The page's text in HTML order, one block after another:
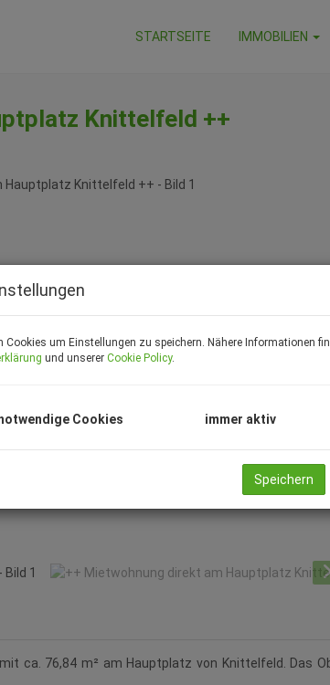
STARTSEITE IMMOBILIEN
Knittelfeld ++
ca. 76,84 m² am Hauptplatz von Knittelfeld. Das
Cookies um Einstellungen zu speichern. Nähere Informationen
und unserer Cookie Policy.
Cookies immer aktiv
Speichern